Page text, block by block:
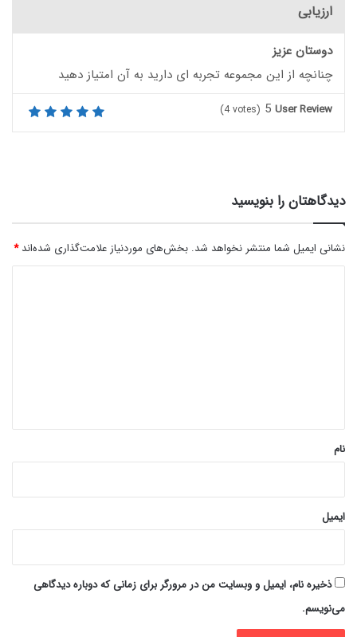
ارزیابی
دوستان عزیز
چنانچه از این مجموعه تجربه ای دارید به آن امتیاز دهید
User Review
5
(4 votes)
دیدگاهتان را بنویسید
نشانی ایمیل شما منتشر نخواهد شد. بخش‌های موردنیاز علامت‌گذاری شده‌اند*
نام
ایمیل
ذخیره نام، ایمیل و وبسایت من در مرورگر برای زمانی که دوباره دیدگاهی
می‌نویسم.